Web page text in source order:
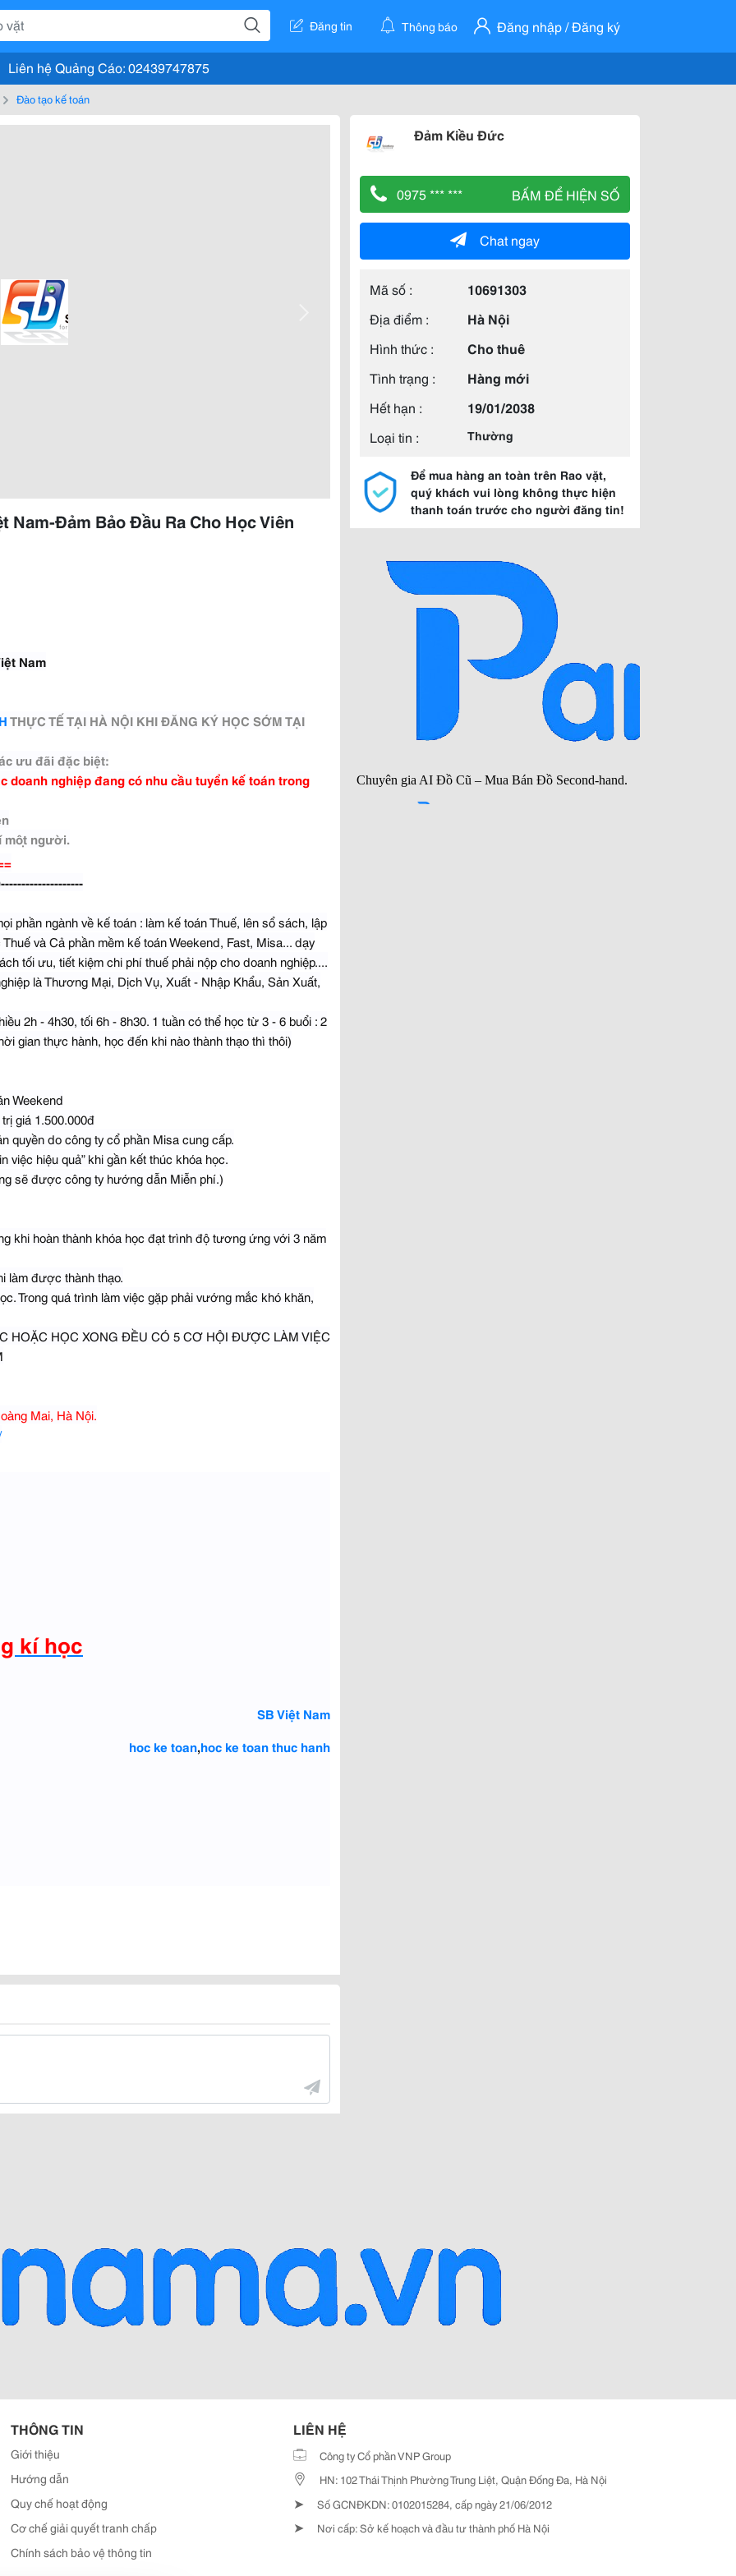
Đăng tin Thông báo Đăng nhập / Đăng ký
Liên hệ Quảng Cáo: 02439747875
Đào tạo kế toán
Nam-Đảm Bảo Đầu Ra Cho Học Viên
Nam
THỰC TẾ TẠI HÀ NỘI KHI ĐĂNG KÝ HỌC SỚM TẠI
ưu đãi đặc biệt:
doanh nghiệp đang có nhu cầu tuyển kế toán trong
một người.
--------------------
phần ngành về kế toán : làm kế toán Thuế, lên sổ sách, lập
và Cả phần mềm kế toán Weekend, Fast, Misa... dạy
tối ưu, tiết kiệm chi phí thuế phải nộp cho doanh nghiệp....
là Thương Mại, Dịch Vụ, Xuất - Nhập Khẩu, Sản Xuất,
2h - 4h30, tối 6h - 8h30. 1 tuần có thể học từ 3 - 6 buổi : 2
gian thực hành, học đến khi nào thành thạo thì thôi)
Weekend
giá 1.500.000đ
quyền do công ty cổ phần Misa cung cấp.
việc hiệu quả” khi gần kết thúc khóa học.
sẽ được công ty hướng dẫn Miễn phí.)
khi hoàn thành khóa học đạt trình độ tương ứng với 3 năm
làm được thành thạo.
Trong quá trình làm việc gặp phải vướng mắc khó khăn,
HOẶC HỌC XONG ĐỀU CÓ 5 CƠ HỘI ĐƯỢC LÀM VIỆC
Mai, Hà Nội.
kí học
SB Việt Nam
hoc ke toan,hoc ke toan thuc hanh
Đảm Kiều Đức
0975 *** *** BẤM ĐỂ HIỆN SỐ
Chat ngay
Mã số :
10691303
Địa điểm :
Hà Nội
Hình thức :
Cho thuê
Tình trạng :
Hàng mới
Hết hạn :
19/01/2038
Loại tin :
Thường
Để mua hàng an toàn trên Rao vặt,
quý khách vui lòng không thực hiện
thanh toán trước cho người đăng tin!
THÔNG TIN
Giới thiệu
Hướng dẫn
Quy chế hoạt động
Cơ chế giải quyết tranh chấp
Chính sách bảo vệ thông tin
LIÊN HỆ
Công ty Cổ phần VNP Group
HN: 102 Thái Thịnh Phường Trung Liệt, Quận Đống Đa, Hà Nội
➤ Số GCNĐKDN: 0102015284, cấp ngày 21/06/2012
➤ Nơi cấp: Sở kế hoạch và đầu tư thành phố Hà Nội